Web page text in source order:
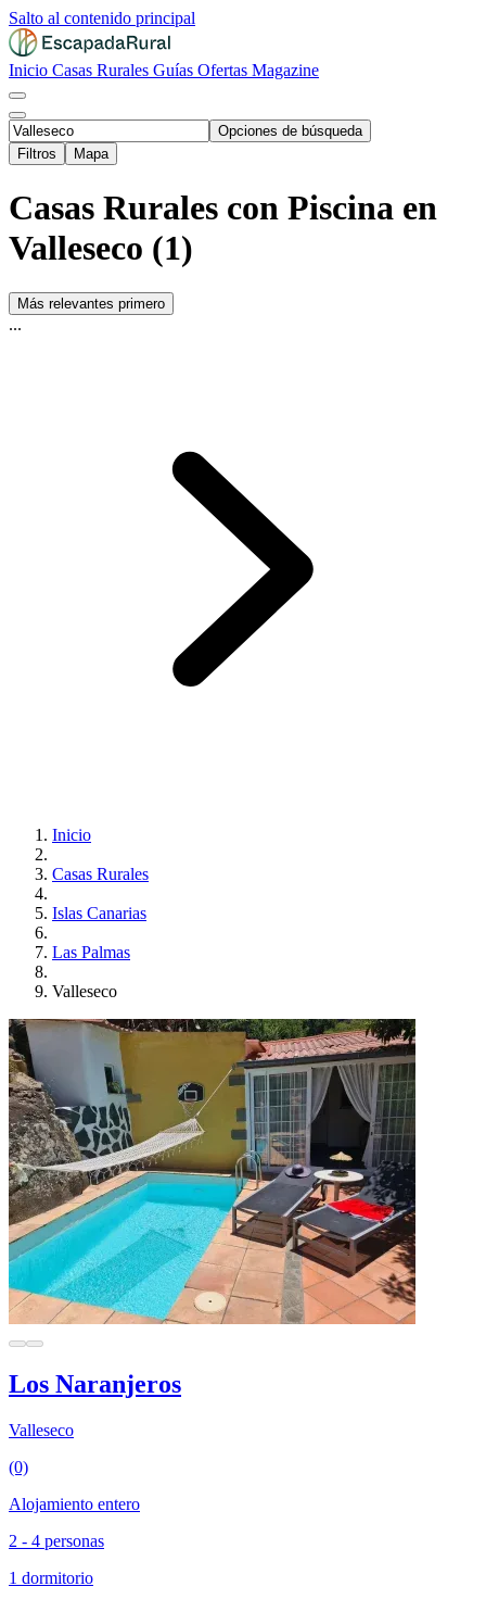
Salto al contenido principal
Inicio Casas Rurales Guías Ofertas Magazine
Opciones de búsqueda
Filtros
Mapa
Casas Rurales con Piscina en
Valleseco (1)
Más relevantes primero
...
Inicio
Casas Rurales
Islas Canarias
Las Palmas
Valleseco
Los Naranjeros
Valleseco
(0)
Alojamiento entero
2 - 4 personas
1 dormitorio